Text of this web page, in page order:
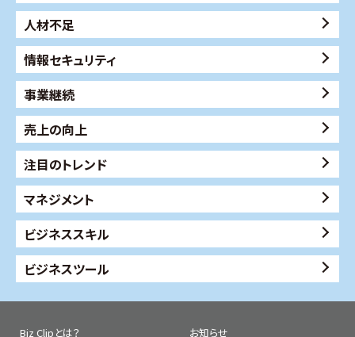
人材不足
情報セキュリティ
事業継続
売上の向上
注目のトレンド
マネジメント
ビジネススキル
ビジネスツール
Biz Clipとは？ お知らせ